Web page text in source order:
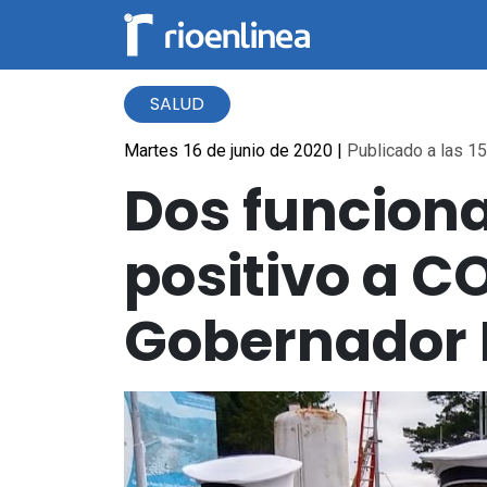
SALUD
Martes 16 de junio de 2020 | Publicado a las
Dos
positivo a